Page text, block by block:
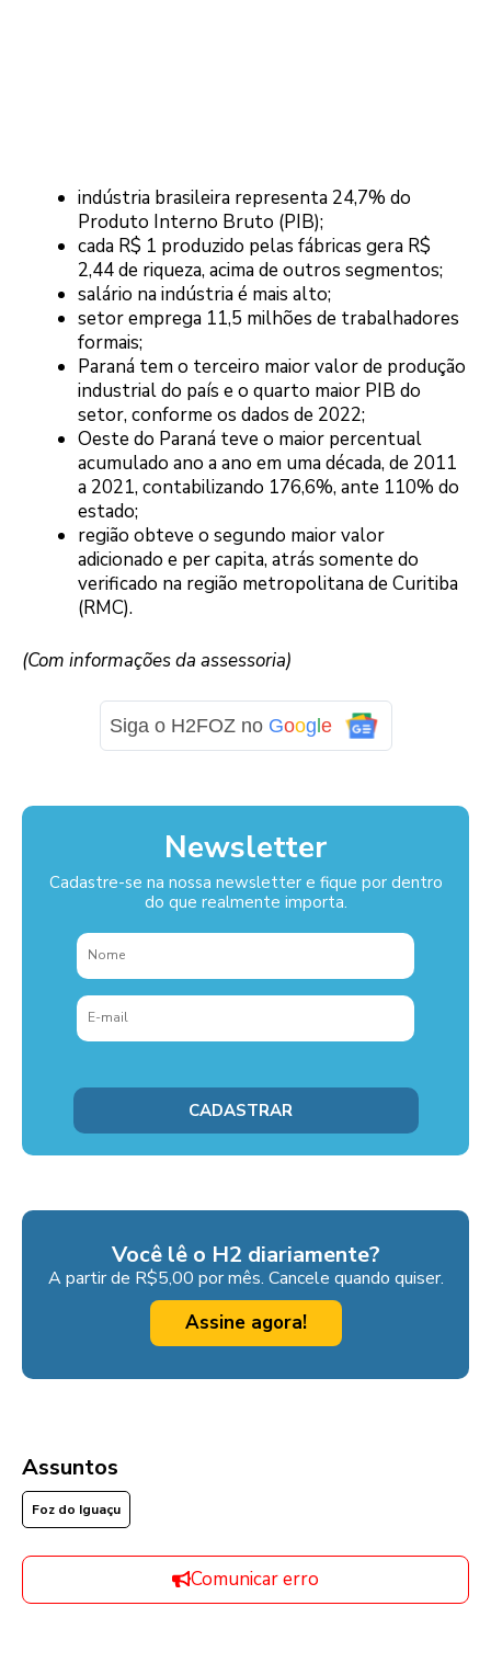
indústria brasileira representa 24,7% do
Produto Interno Bruto (PIB);
cada R$ 1 produzido pelas fábricas gera R$
2,44 de riqueza, acima de outros segmentos;
salário na indústria é mais alto;
setor emprega 11,5 milhões de trabalhadores
formais;
Paraná tem o terceiro maior valor de produção
industrial do país e o quarto maior PIB do
setor, conforme os dados de 2022;
Oeste do Paraná teve o maior percentual
acumulado ano a ano em uma década, de 2011
a 2021, contabilizando 176,6%, ante 110% do
estado;
região obteve o segundo maior valor
adicionado e per capita, atrás somente do
verificado na região metropolitana de Curitiba
(RMC).
(Com informações da assessoria)
Siga o H2FOZ no Goog e
Newsletter
Cadastre-se na nossa newsletter e fique por dentro
do que realmente importa.
Você lê o H2 diariamente?
A partir de R$5,00 por mês. Cancele quando quiser.
Assine agora!
Assuntos
Foz do Iguaçu
Comunicar erro